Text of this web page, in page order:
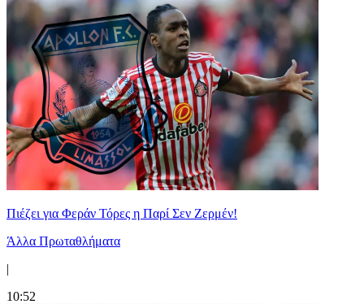
Πιέζει για Φεράν Τόρες η Παρί Σεν Ζερμέν!
Άλλα Πρωταθλήματα
|
10:52